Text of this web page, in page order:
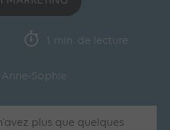
1 min. de lecture
Anne-Sophie
plus que quelques